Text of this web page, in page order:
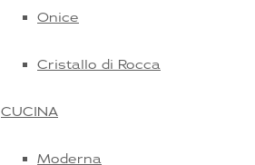
Onice
Cristallo di Rocca
CUCINA
Moderna